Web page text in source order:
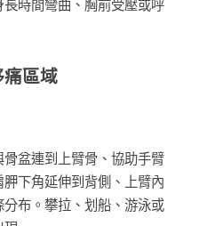
時間彎曲、胸前受壓或呼
痛區域
盆連到上臂骨、協助手臂
下角延伸到背側、上臂內
布。攀拉、划船、游泳或